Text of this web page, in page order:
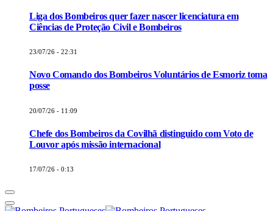
Liga dos Bombeiros quer fazer nascer licenciatura em
Ciências de Proteção Civil e Bombeiros
23/07/26 - 22:31
Novo Comando dos Bombeiros Voluntários de Esmoriz toma
posse
20/07/26 - 11:09
Chefe dos Bombeiros da Covilhã distinguido com Voto de
Louvor após missão internacional
17/07/26 - 0:13